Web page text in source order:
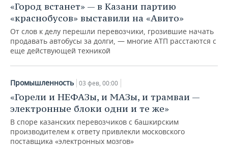
«Город встанет» — в Казани партию
«краснобусов» выставили на «Авито»
От слов к делу перешли перевозчики, грозившие начать
продавать автобусы за долги, — многие АТП расстаются с
еще действующей техникой
Промышленность 03 фев, 00:00
«Горели и НЕФАЗы, и МАЗы, и трамваи —
электронные блоки одни и те же»
В споре казанских перевозчиков с башкирским
производителем к ответу привлекли московского
поставщика «электронных мозгов»